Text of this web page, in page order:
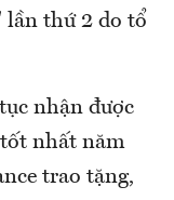
lần thứ 2 do tổ
nhận được
nhất năm
trao tặng,